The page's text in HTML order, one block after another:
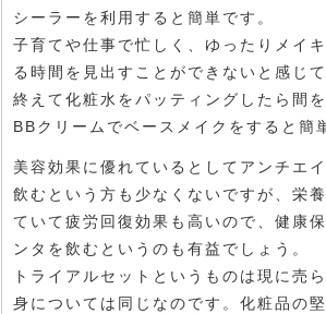
シーラーを利用すると簡単です。
子育てや仕事で忙しく、ゆったりメイ
る時間を見出すことができないと感じ
終えて化粧水をパッティングしたら間
BBクリームでベースメイクをすると簡
美容効果に優れているとしてアンチエ
飲むという方も少なくないですが、栄
ていて疲労回復効果も高いので、健康
ンタを飲むというのも有益でしょう。
トライアルセットというものは現に売
身については同じなのです。化粧品の